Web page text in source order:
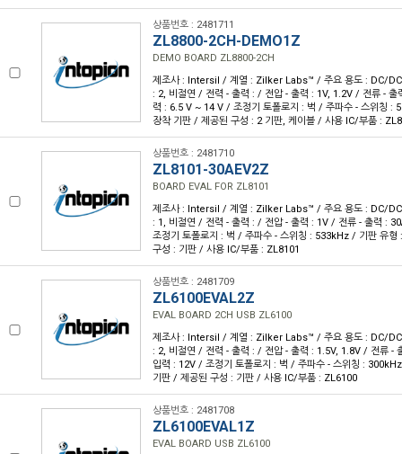
상품번호 : 2481711
ZL8800-2CH-DEMO1Z
DEMO BOARD ZL8800-2CH
제조사 : Intersil / 계열 : Zilker Labs™ / 주요 용도 : DC/
: 2, 비절연 / 전력 - 출력 : / 전압 - 출력 : 1V, 1.2V / 전류 -
력 : 6.5 V ~ 14 V / 조정기 토폴로지 : 벅 / 주파수 - 스위칭 :
장착 기판 / 제공된 구성 : 2 기판, 케이블 / 사용 IC/부품 :
상품번호 : 2481710
ZL8101-30AEV2Z
BOARD EVAL FOR ZL8101
제조사 : Intersil / 계열 : Zilker Labs™ / 주요 용도 : DC/
: 1, 비절연 / 전력 - 출력 : / 전압 - 출력 : 1V / 전류 - 출력 :
조정기 토폴로지 : 벅 / 주파수 - 스위칭 : 533kHz / 기판 유형
구성 : 기판 / 사용 IC/부품 : ZL8101
상품번호 : 2481709
ZL6100EVAL2Z
EVAL BOARD 2CH USB ZL6100
제조사 : Intersil / 계열 : Zilker Labs™ / 주요 용도 : DC/
: 2, 비절연 / 전력 - 출력 : / 전압 - 출력 : 1.5V, 1.8V / 전류 -
입력 : 12V / 조정기 토폴로지 : 벅 / 주파수 - 스위칭 :
기판 / 제공된 구성 : 기판 / 사용 IC/부품 : ZL6100
상품번호 : 2481708
ZL6100EVAL1Z
EVAL BOARD USB ZL6100